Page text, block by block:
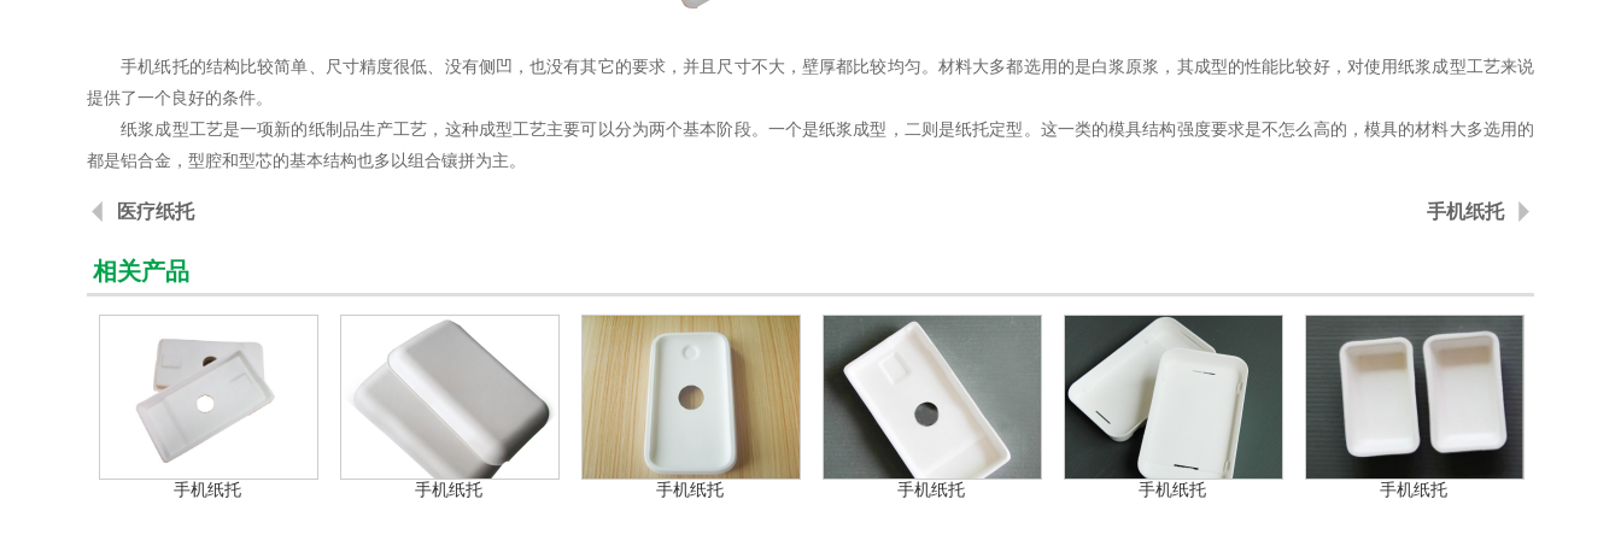
手机纸托的结构比较简单、尺寸精度很低、没有侧凹，也没有其它的要求，并且尺寸不大，壁厚都比较均匀。材料大多都选用的是白浆原浆，其成型的性能比较好，对使用纸浆成型工艺来说
提供了一个良好的条件。
纸浆成型工艺是一项新的纸制品生产工艺，这种成型工艺主要可以分为两个基本阶段。一个是纸浆成型，二则是纸托定型。这一类的模具结构强度要求是不怎么高的，模具的材料大多选用的
都是铝合金，型腔和型芯的基本结构也多以组合镶拼为主。
医疗纸托 手机纸托
相关产品
手机纸托 手机纸托 手机纸托 手机纸托 手机纸托 手机纸托